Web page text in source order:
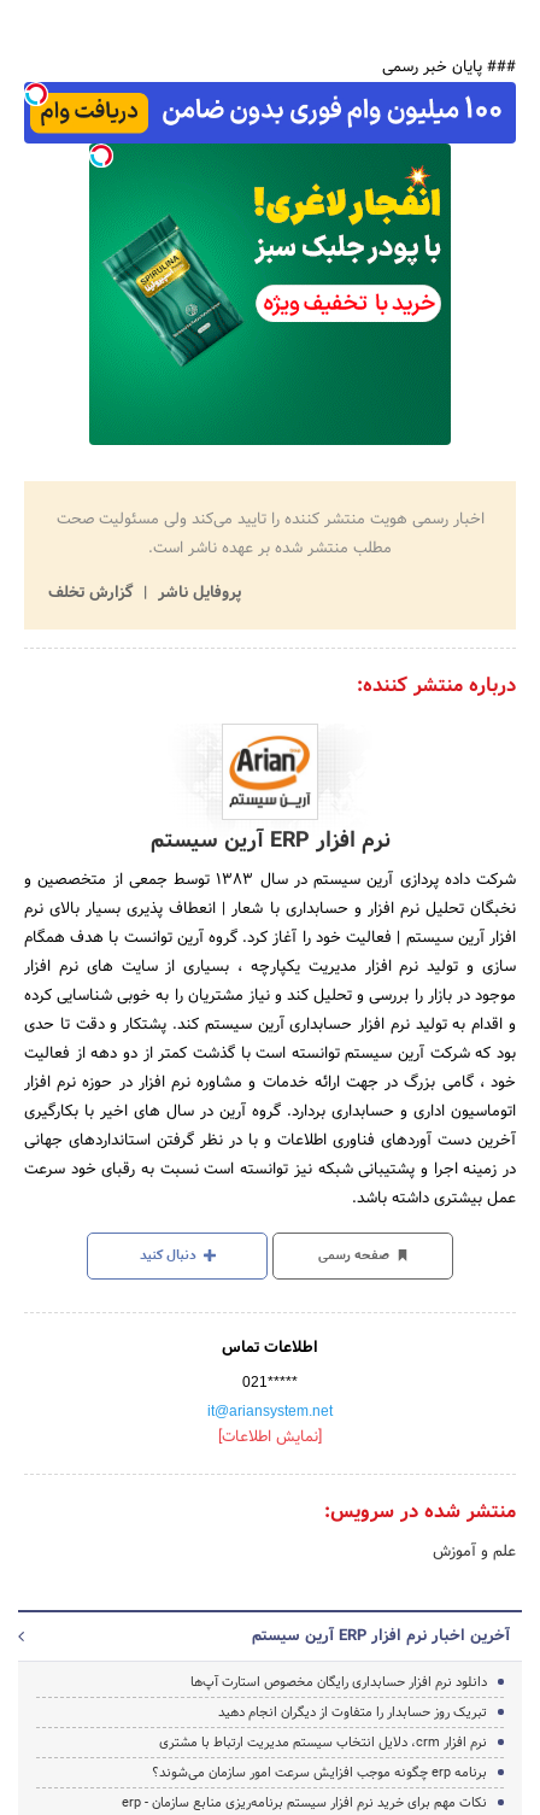
### پایان خبر رسمی
اخبار رسمی هویت منتشر کننده را تایید می‌کند ولی مسئولیت صحت
مطلب منتشر شده بر عهده ناشر است.
پروفایل ناشر
گزارش تخلف
درباره منتشر کننده:
نرم افزار ERP آرین سیستم
شرکت داده پردازی آرین سیستم در سال 1383 توسط جمعی از متخصصین و
نخبگان تحلیل نرم افزار و حسابداری با شعار | انعطاف پذیری بسیار بالای نرم
افزار آرین سیستم | فعالیت خود را آغاز کرد. گروه آرین توانست با هدف همگام
سازی و تولید نرم افزار مدیریت یکپارچه ، بسیاری از سایت های نرم افزار
موجود در بازار را بررسی و تحلیل کند و نیاز مشتریان را به خوبی شناسایی کرده
و اقدام به تولید نرم افزار حسابداری آرین سیستم کند. پشتکار و دقت تا حدی
بود که شرکت آرین سیستم توانسته است با گذشت کمتر از دو دهه از فعالیت
خود ، گامی بزرگ در جهت ارائه خدمات و مشاوره نرم افزار در حوزه نرم افزار
اتوماسیون اداری و حسابداری بردارد. گروه آرین در سال های اخیر با بکارگیری
آخرین دست آوردهای فناوری اطلاعات و با در نظر گرفتن استانداردهای جهانی
در زمینه اجرا و پشتیبانی شبکه نیز توانسته است نسبت به رقبای خود سرعت
عمل بیشتری داشته باشد.
صفحه رسمی دنبال کنید
اطلاعات تماس
021*****
it@ariansystem.net
[نمایش اطلاعات]
منتشر شده در سرویس:
علم و آموزش
آخرین اخبار نرم افزار ERP آرین سیستم
دانلود نرم افزار حسابداری رایگان مخصوص استارت آپ‌ها
تبریک روز حسابدار را متفاوت از دیگران انجام دهید
نرم افزار crm، دلایل انتخاب سیستم مدیریت ارتباط با مشتری
برنامه erp چگونه موجب افزایش سرعت امور سازمان می‌شوند؟
نکات مهم برای خرید نرم افزار سیستم برنامه‌ریزی منابع سازمان - erp